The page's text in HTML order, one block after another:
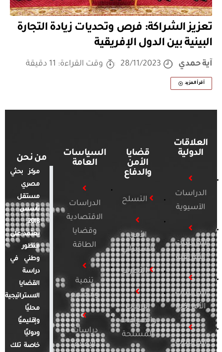
تعزيز الشراكة: فرص وتحديات زيادة التجارة
البينية بين الدول الإفريقية
آية حمدي 28/11/2023 وقت القراءة: 11 دقيقة
أقرأ المزيد
العلاقات
الدولية
الدراسات
الآسيوية
الدراسات
الأفريقية
الدراسات
الأمريكية
الدراسات
قضايا
الأمن
والدفاع
التسلح
الأمن
السيبراني
التطرف
الإرهاب
والصراعات
المسلحة
السياسات
العامة
الدراسات
الاقتصادية
وقضايا
الطاقة
تنمية
ومجتمع
دراسات
الإعلام
من نحن
مركز بحثي
مصري
مستقل
تأسس
2018.
يعتمد على
منظور
وطني في
دراسة
القضايا
الاستراتيجية
محليًا
وإقليميًا
ودوليًا
خاصة تلك